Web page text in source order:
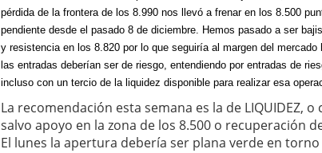
pérdida de la frontera de los 8.990 nos llevó a frenar en los 8.500
pendiente desde el pasado 8 de diciembre. Hemos pasado a ser
y resistencia en los 8.820 por lo que seguiría al margen del
las entradas deberían ser de riesgo, entendiendo por entradas de
incluso con un tercio de la liquidez disponible para realizar esa
La recomendación esta semana es la de LIQUIDEZ,
salvo apoyo en la zona de los 8.500 o recuperación
El lunes la apertura debería ser plana verde en